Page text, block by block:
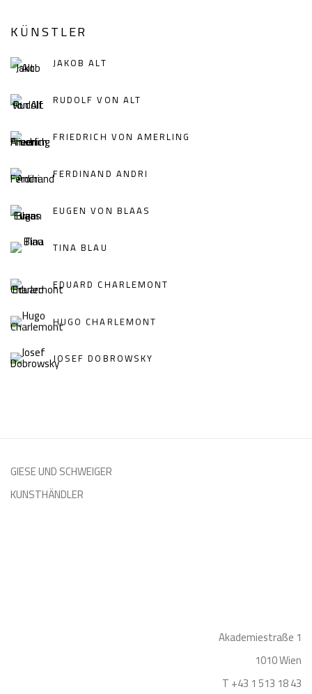
KÜNSTLER
JAKOB ALT
RUDOLF VON ALT
FRIEDRICH VON AMERLING
FERDINAND ANDRI
EUGEN VON BLAAS
TINA BLAU
EDUARD CHARLEMONT
HUGO CHARLEMONT
JOSEF DOBROWSKY
GIESE UND SCHWEIGER
KUNSTHÄNDLER
Akademiestraße 1
1010 Wien
T +43 1 513 18 43